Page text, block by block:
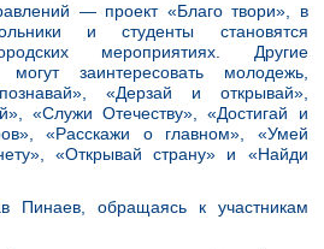
— проект «Благо твори», в
и студенты становятся
мероприятиях. Другие
заинтересовать молодежь,
«Дерзай и открывай»,
«Служи Отечеству», «Достигай и
«Расскажи о главном», «Умей
«Открывай страну» и «Найди
Пинаев, обращаясь к участникам